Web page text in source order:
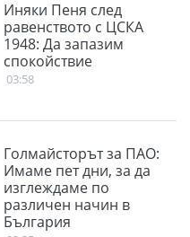
Иняки Пеня след
равенството с ЦСКА
1948: Да запазим
спокойствие
03:58
Голмайсторът за ПАО:
Имаме пет дни, за да
изглеждаме по
различен начин в
България